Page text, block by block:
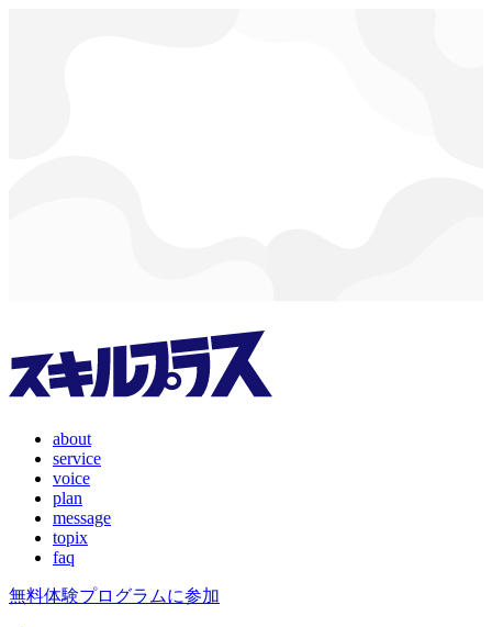
about
service
voice
plan
message
topix
faq
無料体験プログラムに参加